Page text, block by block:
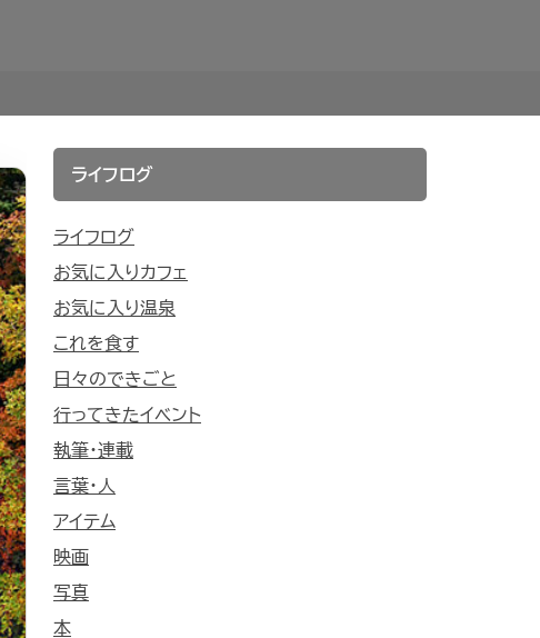
ライフログ
ライフログ
お気に入りカフェ
お気に入り温泉
これを食す
日々のできごと
行ってきたイベント
執筆・連載
言葉・人
アイテム
映画
写真
本